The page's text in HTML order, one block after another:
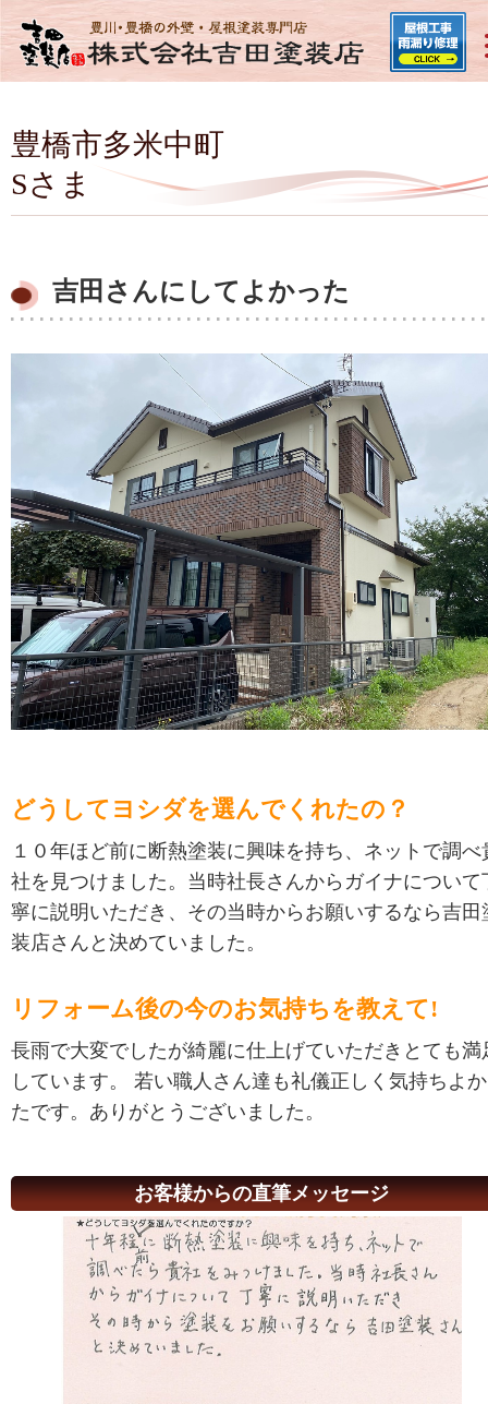
豊橋市多米中町
Sさま
吉田さんにしてよかった
どうしてヨシダを選んでくれたの？
１０年ほど前に断熱塗装に興味を持ち、ネットで調べ
社を見つけました。当時社長さんからガイナについて
寧に説明いただき、その当時からお願いするなら吉田
装店さんと決めていました。
リフォーム後の今のお気持ちを教えて!
長雨で大変でしたが綺麗に仕上げていただきとても満
しています。 若い職人さん達も礼儀正しく気持ちよ
たです。ありがとうございました。
お客様からの直筆メッセージ